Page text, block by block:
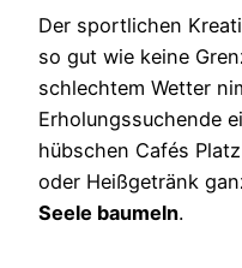
Der sportlichen
so gut wie keine
schlechtem Wetter
Erholungssuchende
hübschen Cafés
oder Heißgetränk
Seele baumeln.